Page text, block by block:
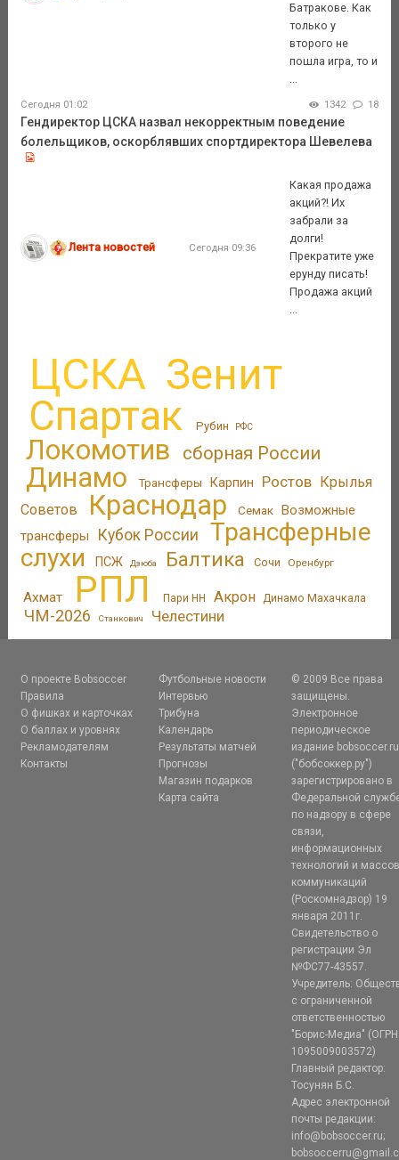
Батракове. Как
только у
второго не
пошла игра, то и
...
Сегодня 01:02 1342 18
Гендиректор ЦСКА назвал некорректным поведение
болельщиков, оскорблявших спортдиректора Шевелева
Лента новостей Сегодня 09:36
Какая продажа
акций?! Их
забрали за
долги!
Прекратите уже
ерунду писать!
Продажа акций
...
ЦСКА Зенит
Спартак Рубин РФС
Локомотив сборная России
Динамо Трансферы Карпин Ростов
Крылья
Советов
Краснодар Семак Возможные
трансферы
Кубок России
Трансферные
слухи
ПСЖ Дзюба Балтика Сочи Оренбург
Ахмат РПЛ Пари НН Акрон Динамо Махачкала
ЧМ-2026 Станкович Челестини
О проекте Bobsoccer
Правила
О фишках и карточках
О баллах и уровнях
Рекламодателям
Контакты
Футбольные новости
Интервью
Трибуна
Календарь
Результаты матчей
Прогнозы
Магазин подарков
Карта сайта
© 2009 Все права
защищены.
Электронное
периодическое
издание bobsoccer.ru
("бобсоккер.ру")
зарегистрировано в
Федеральной
по надзору в сфере
связи,
информационных
технологий и
коммуникаций
(Роскомнадзор) 19
января 2011г.
Свидетельство о
регистрации Эл
№ФС77-43557.
Учредитель:
с ограниченной
ответственностью
"Борис-Медиа" (ОГРН
1095009003572)
Главный редактор:
Тосунян Б.С.
Адрес электронной
почты редакции:
info@bobsoccer.ru;